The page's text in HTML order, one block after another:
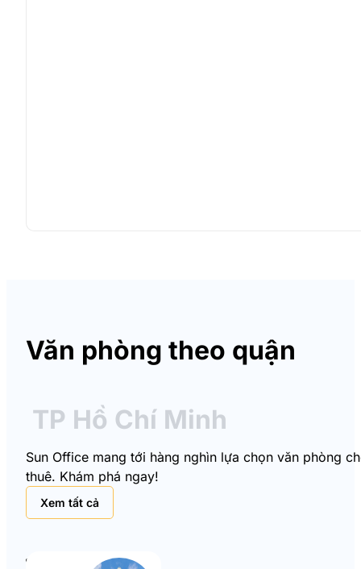
Văn phòng theo quận
TP Hồ Chí Minh
Sun Office mang tới hàng nghìn lựa chọn văn phòng
thuê. Khám phá ngay!
Xem tất cả